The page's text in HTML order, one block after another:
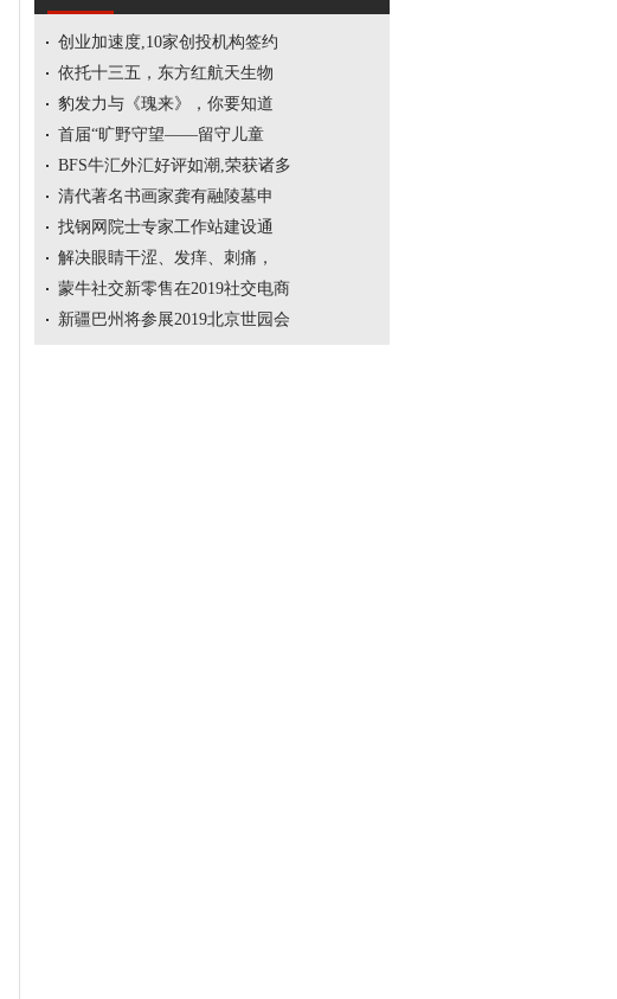
创业加速度,10家创投机构签约
依托十三五，东方红航天生物
豹发力与《瑰来》，你要知道
首届“旷野守望——留守儿童
BFS牛汇外汇好评如潮,荣获诸多
清代著名书画家龚有融陵墓申
找钢网院士专家工作站建设通
解决眼睛干涩、发痒、刺痛，
蒙牛社交新零售在2019社交电商
新疆巴州将参展2019北京世园会